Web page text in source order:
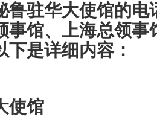
驻华大使馆的电
事馆、上海总领事
是详细内容：
馆